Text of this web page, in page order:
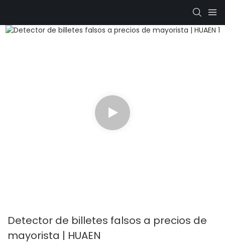
Detector de billetes falsos a precios de
mayorista | HUAEN